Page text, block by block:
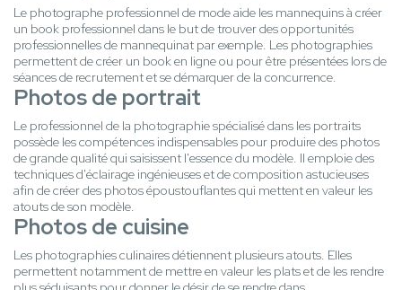
Le photographe professionnel de mode aide les mannequins à créer
un book professionnel dans le but de trouver des opportunités
professionnelles de mannequinat par exemple. Les photographies
permettent de créer un book en ligne ou pour être présentées lors de
séances de recrutement et se démarquer de la concurrence.
Photos de portrait
Le professionnel de la photographie spécialisé dans les portraits
possède les compétences indispensables pour produire des photos
de grande qualité qui saisissent l'essence du modèle. Il emploie des
techniques d'éclairage ingénieuses et de composition astucieuses
afin de créer des photos époustouflantes qui mettent en valeur les
atouts de son modèle.
Photos de cuisine
Les photographies culinaires détiennent plusieurs atouts. Elles
permettent notamment de mettre en valeur les plats et de les rendre